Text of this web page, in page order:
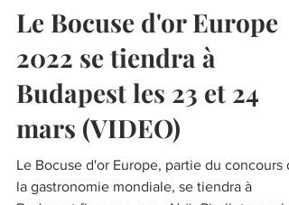
16 mars 2022
Le Bocuse d'or Europe
2022 se tiendra à